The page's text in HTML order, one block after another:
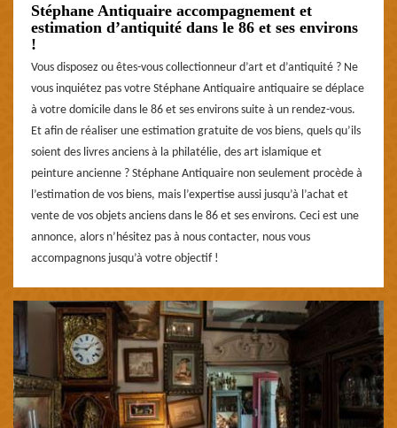
Stéphane Antiquaire accompagnement et
estimation d’antiquité dans le 86 et ses environs
!
Vous disposez ou êtes-vous collectionneur d’art et d’antiquité ? Ne
vous inquiétez pas votre Stéphane Antiquaire antiquaire se déplace
à votre domicile dans le 86 et ses environs suite à un rendez-vous.
Et afin de réaliser une estimation gratuite de vos biens, quels qu’ils
soient des livres anciens à la philatélie, des art islamique et
peinture ancienne ? Stéphane Antiquaire non seulement procède à
l’estimation de vos biens, mais l’expertise aussi jusqu’à l’achat et
vente de vos objets anciens dans le 86 et ses environs. Ceci est une
annonce, alors n’hésitez pas à nous contacter, nous vous
accompagnons jusqu’à votre objectif !